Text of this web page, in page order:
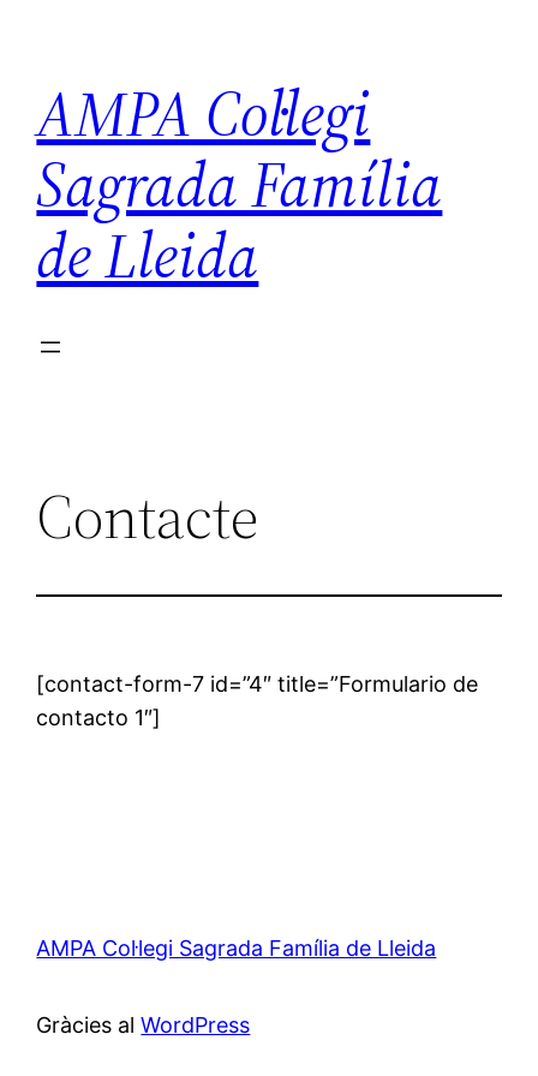
contingut
AMPA Col·legi
Sagrada Família
de Lleida
Contacte
[contact-form-7 id=”4″ title=”Formulario de
contacto 1″]
AMPA Col·legi Sagrada Família de Lleida
Gràcies alWordPress